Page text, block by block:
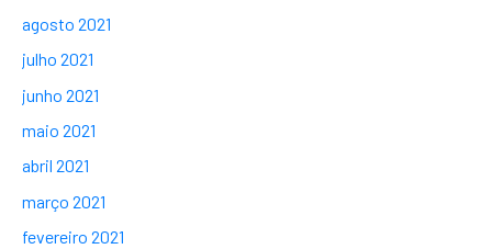
agosto 2021
julho 2021
junho 2021
maio 2021
abril 2021
março 2021
fevereiro 2021